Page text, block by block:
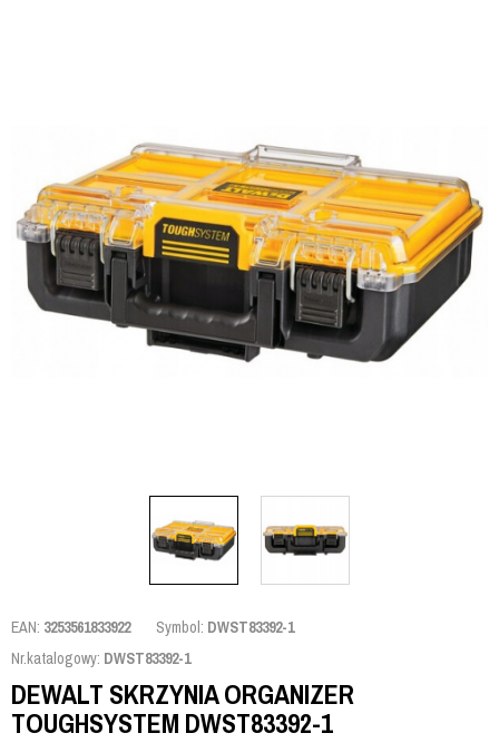
EAN: 3253561833922 Symbol: DWST83392-1
Nr.katalogowy: DWST83392-1
DEWALT SKRZYNIA ORGANIZER
TOUGHSYSTEM DWST83392-1